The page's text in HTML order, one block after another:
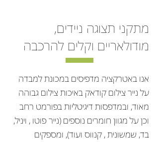
מתקני תצוגה ניידים,
מודולאריים וקלים להרכבה
אנו באטרקציה מדפיסים במכונת למבדה
על נייר צילום קודאק באיכות צילום גבוהה
מאוד, ובמדפסות דיגיטליות בפורמט רחב
וכן על מגוון חומרים נוספים (נייר פוטו , ויניל,
בד, שמשונית , קנווס ועוד), ומספקים